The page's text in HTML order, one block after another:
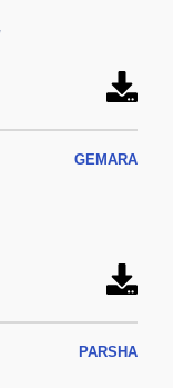
GEMARA
PARSHA